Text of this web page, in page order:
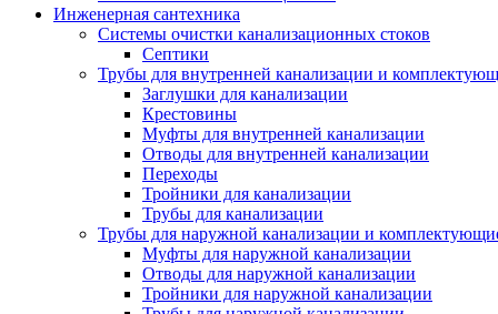
Инженерная сантехника
Системы очистки канализационных стоков
Септики
Трубы для внутренней канализации и
Заглушки для канализации
Крестовины
Муфты для внутренней канализации
Отводы для внутренней канализации
Переходы
Тройники для канализации
Трубы для канализации
Трубы для наружной канализации и
Муфты для наружной канализации
Отводы для наружной канализации
Тройники для наружной канализации